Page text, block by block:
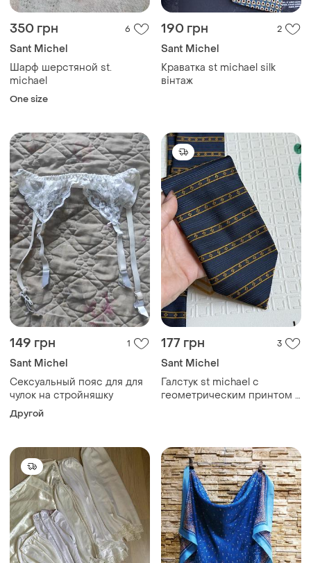
350 грн 6
Sant Michel
Шарф шерстяной st.
michael
One size
190 грн 2
Sant Michel
Краватка st michael silk
вінтаж
149 грн 1
Sant Michel
Сексуальный пояс для для
чулок на стройняшку
Другой
177 грн 3
Sant Michel
Галстук st michael с
геометрическим принтом в